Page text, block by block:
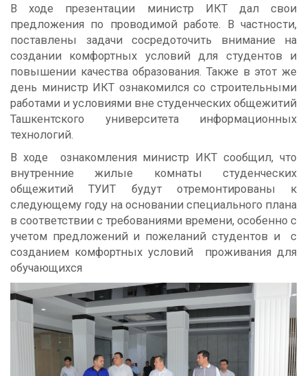
В ходе презентации министр ИКТ дал свои
предложения по проводимой работе. В частности,
поставлены задачи сосредоточить внимание на
создании комфортных условий для студентов и
повышении качества образования. Также в этот же
день министр ИКТ ознакомился со строительными
работами и условиями вне студенческих общежитий
Ташкентского университета информационных
технологий.
В ходе ознакомления министр ИКТ сообщил, что
внутренние жилые комнаты студенческих
общежитий ТУИТ будут отремонтированы к
следующему году на основании специального плана
в соответствии с требованиями времени, особенно с
учетом предложений и пожеланий студентов и с
созданием комфортных условий проживания для
обучающихся